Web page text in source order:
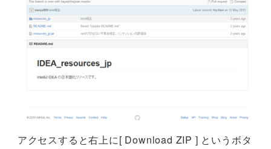
アクセスすると右上に[ Download ZIP ] というボタ